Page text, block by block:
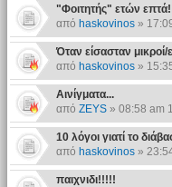
"Φοιτητής" ετών επτά!
από haskovinos»
Όταν είσασταν μικροί/
από haskovinos»
Αινίγματα...
από ZEYS» 08:58 am
10 λόγοι γιατί το
από haskovinos»
παιχνιδι!!!!!